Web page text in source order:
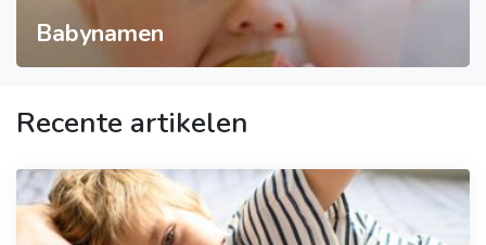
Babynamen
Recente artikelen